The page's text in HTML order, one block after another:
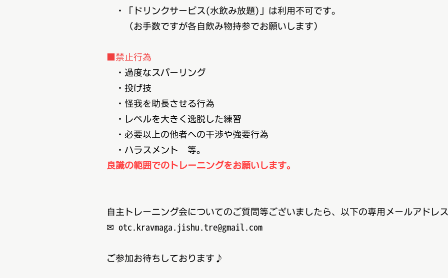
・「ドリンクサービス(水飲み放題)」は利用不可です。
（お手数ですが各自飲み物持参でお願いします）
■禁止行為
・過度なスパーリング
・投げ技
・怪我を助長させる行為
・レベルを大きく逸脱した練習
・必要以上の他者への干渉や強要行為
・ハラスメント 等。
良識の範囲でのトレーニングをお願いします。
自主トレーニング会についてのご質問等ございましたら、以下の専用メールアドレ
✉ otc.kravmaga.jishu.tre@gmail.com
ご参加お待ちしております♪